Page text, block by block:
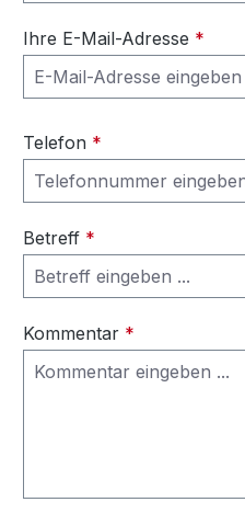
Ihre E-Mail-Adresse *
Telefon *
Betreff *
Kommentar *